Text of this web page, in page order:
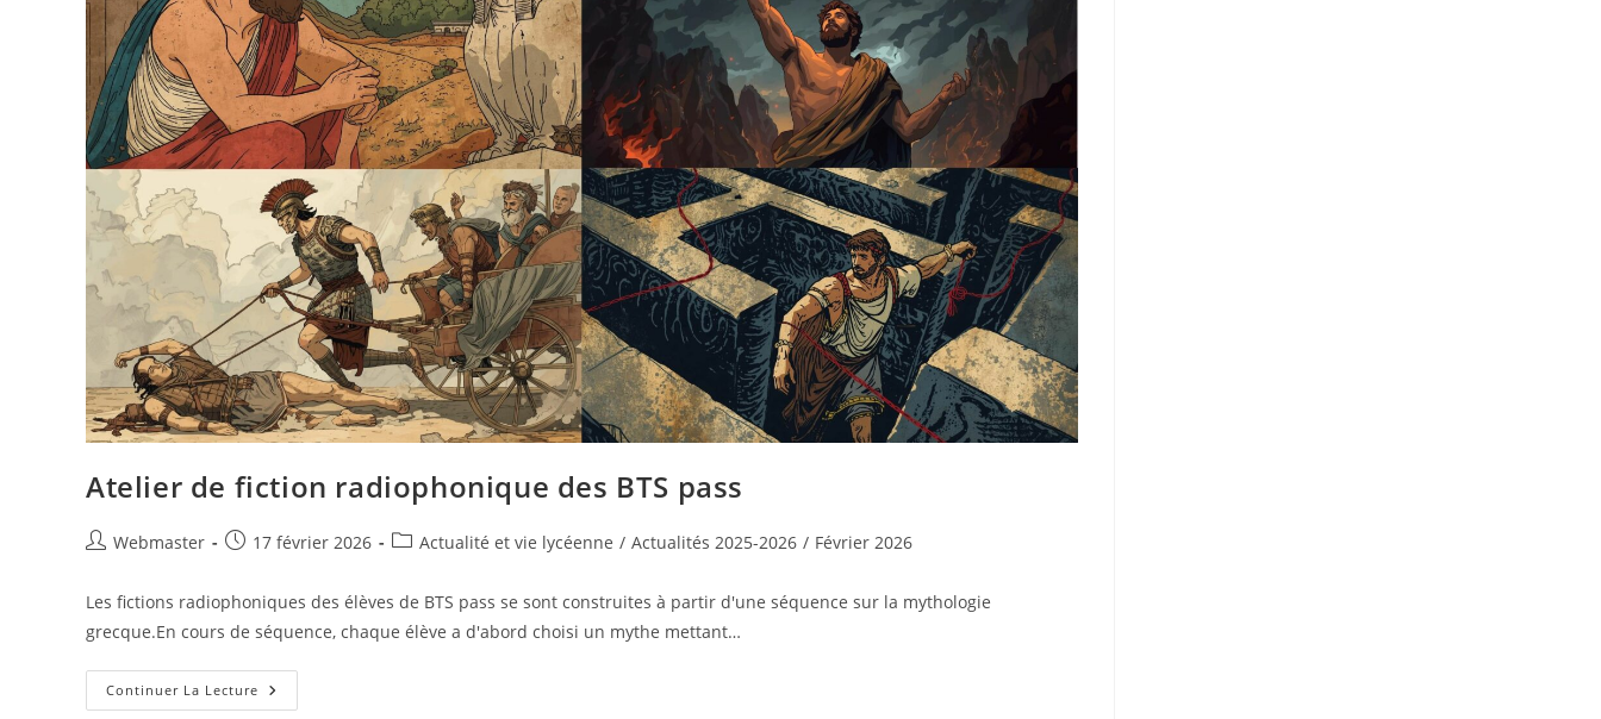
Atelier de fiction radiophonique des BTS pass
Auteur/autrice
la
publication :
Webmaster
Publication
17 février 2026
PostActualité et vie lycéenne / Actualités 2025-2026 / Février 2026
Les fictions radiophoniques des élèves de BTS pass se sont construites à partir d'une séquence sur la mythologie
grecque.En cours de séquence, chaque élève a d'abord choisi un mythe mettant…
Continuer La Lecture Atelier
De